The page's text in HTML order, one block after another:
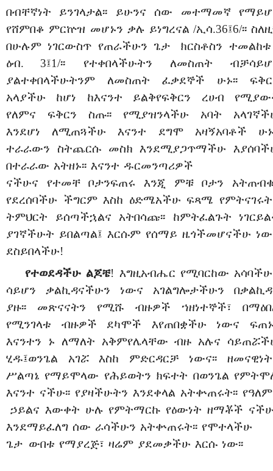
በብቸኛነት
ይንገላታል፡፡ ይሁንና ሰው መተማመኛ
የሸምበቆ ምርኵዝ መሆኑን ቃሉ ይነግረናል /ኢሳ.36፤6/፡፡
በሁሉም ነገርውስጥ የጠራችሁን ጌታ ክርስቶስን ተመልከቱ
ዕብ. 3፤1/፡፡ የተቀበላችሁትን ለመስጠት ብቻ
ያልተቀበላችሁትንም
ለመስጠት ፈቃደኞች ሁኑ፡፡
አላያችሁ
ከሆነ ከእናንተ ይልቅየፍቅርን ረሀብ
የለምና
ፍቅርን ስጡ፡፡ የሚያዝንላችሁ አባት
እንደሆነ
ለሚጠጓችሁ እናንተ ደግሞ አዛኝአባቶች
ተራራውን
ስትጨርሱ መስክ እንደሚያጋጥማችሁ
በተራራው አትዘኑ፡፡ እናንተ ዱርመንጣሪዎች
ናችሁና
የተመቸ ቦታንፍጠሩ እንጂ ምቹ ቦታን
የደረሰባችሁ
ችግርም እስከ ዕድሜአችሁ ፍጻሜ
ትምህርት
ይሰጣችኋልና አትበሳጩ፡፡ ከምትፈልጉት ነገር
ያገኛችሁት ይበልጣል፤ እርሱም የሰማይ ዜጎችመሆናችሁ
ደስይበላችሁ!
የተወደዳችሁ ልጆቼ! እግዚአብሔር የሚባርከው
ሳይሆን
ቃልኪዳናችሁን ነውና አገልግሎታችሁን በቃል
ያዙ፡፡
መጽናናትን የሚሹ ብዙዎች ኀዘነተኞች፣
የሚንገላቱ
ብዙዎች ደካሞች እየጠበቋችሁ ነውና
እናንተን
ኑ ለማለት አቅምየሌላቸው ብዙ አሉና
ሂዱ፤ወንጌል አገሯ እስከ ምድርዳርቻ ነውና፡፡
ሥልጣኔ የማይሞላው የሕይወትን ክፍተት በወንጌል
እናንተ ናችሁ፡፡ የያዛችሁትን እንደቀላል አትቍጠሩት፡፡
ኃይልና እውቀት ሁሉ የምትማርኩ የዕውነት ዘማቾች
እንደማይፈለግ ሰው ራሳችሁን አትቍጠሩት፡፡ የሞተላችሁ
ጌታ ውበቱ የማያረጅ፣ ዛሬም ያደመቃችሁ እርሱ ነው፡፡